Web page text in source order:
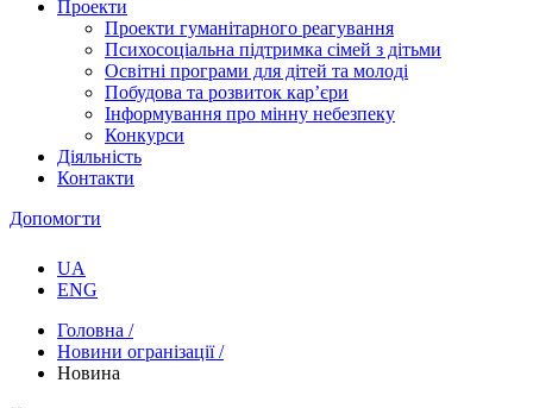
Проекти
Проекти гуманітарного реагування
Психосоціальна підтримка сімей з дітьми
Освітні програми для дітей та молоді
Побудова та розвиток кар’єри
Інформування про мінну небезпеку
Конкурси
Діяльність
Контакти
Допомогти
UA
ENG
Головна /
Новини огранізації /
Новина